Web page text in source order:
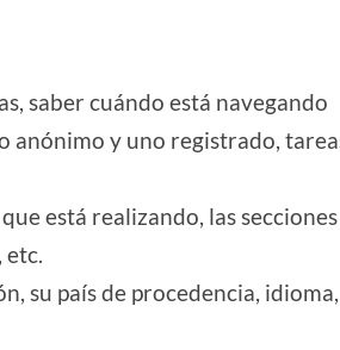
saber cuándo está navegando
anónimo y uno registrado,
está realizando, las secciones
etc.
su país de procedencia, idioma,